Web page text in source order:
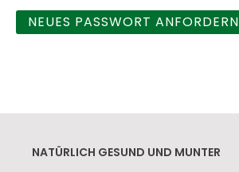
NEUES PASSWORT ANFORDERN
NATÜRLICH GESUND UND MUNTER